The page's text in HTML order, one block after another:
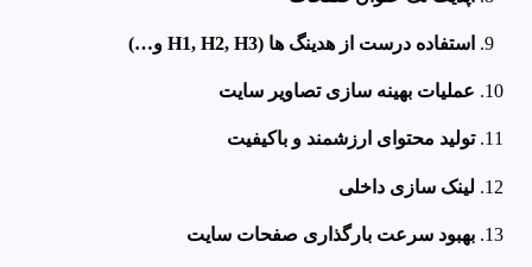
استفاده درست از هدینگ ها (H1, H2, H3 و…)
عملیات بهینه سازی تصاویر سایت
تولید محتوای ارزشمند و باکیفیت
لینک سازی داخلی
بهبود سرعت بارگذاری صفحات سایت